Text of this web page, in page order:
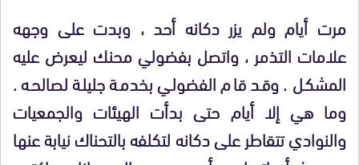
مرت أيام ولم يزر دكانه أحد ، وبدت على وجهه
علامات التذمر ، واتصل بفضولي محنك ليعرض عليه
المشكل . وقد قام الفضولي بخدمة جليلة لصالحه .
وما هي إلا أيام حتى بدأت الهيئات والجمعيات
والنوادي تتقاطر على دكانه لتكلفه بالتحناك نيابة عنها